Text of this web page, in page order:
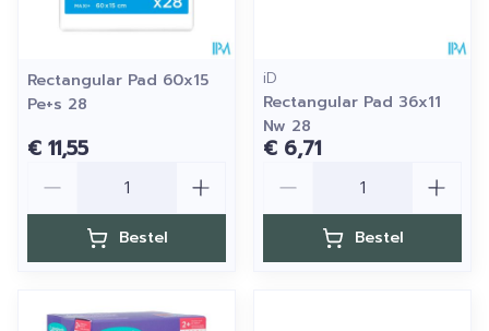
Rectangular Pad 60x15
Pe+s 28
€ 11,55
Bestel
iD
Rectangular Pad 36x11
Nw 28
€ 6,71
Bestel